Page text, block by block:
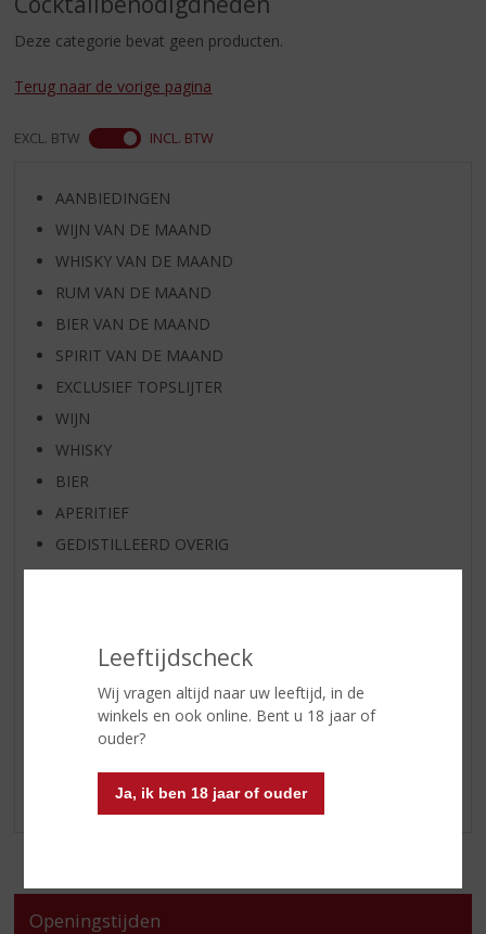
r
n
n
Leeftijdscheck
Wij vragen altijd naar uw leeftijd, in de
winkels en ook online. Bent u 18 jaar of
ouder?
Ja, ik ben 18 jaar of ouder
Deze categorie bevat geen producten.
Terug naar de vorige pagina
EXCL. BTW INCL. BTW
AANBIEDINGEN
WIJN VAN DE MAAND
WHISKY VAN DE MAAND
RUM VAN DE MAAND
BIER VAN DE MAAND
SPIRIT VAN DE MAAND
EXCLUSIEF TOPSLIJTER
WIJN
WHISKY
BIER
APERITIEF
GEDISTILLEERD OVERIG
SHOTJES
GLASWERK
GESCHENKVERPAKKING
(RELATIE)GESCHENKEN
VEGAN DRANKEN
Openingstijden